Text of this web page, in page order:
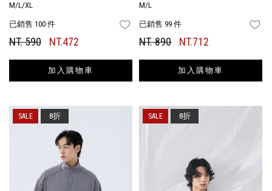
M/L/XL
已銷售 100 件 FAVORITES
NT. 590 NT.472
加入購物車
M/L
已銷售 99 件
NT. 890 NT.712
加入購物車
8折 8折